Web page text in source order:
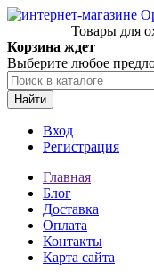
Товары для
Корзина ждет
Выберите любое
Найти
Вход
Регистрация
Главная
Блог
Доставка
Оплата
Контакты
Карта сайта